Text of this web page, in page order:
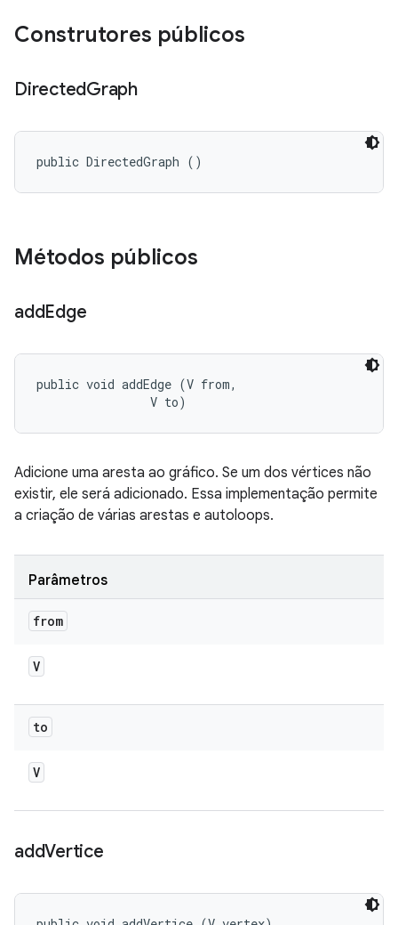
Construtores públicos
DirectedGraph
public DirectedGraph ()
Métodos públicos
addEdge
public void addEdge (V from,
                V to)
Adicione uma aresta ao gráfico. Se um dos vértices não
existir, ele será adicionado. Essa implementação permite
a criação de várias arestas e autoloops.
Parâmetros
from
V
to
V
addVertice